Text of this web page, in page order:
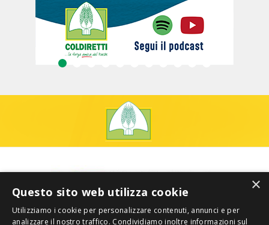
×
Questo sito web utilizza cookie
Utilizziamo i cookie per personalizzare contenuti, annunci e per
analizzare il nostro traffico. Condividiamo inoltre informazioni sul